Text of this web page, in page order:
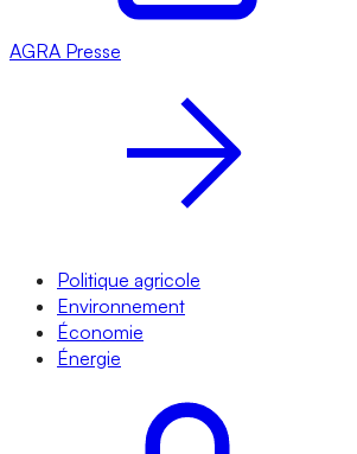
AGRA Presse
Politique agricole
Environnement
Économie
Énergie